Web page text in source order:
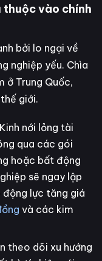
thuộc vào chính
bởi lo ngại về
nghiệp yếu. Chìa
ở Trung Quốc,
giới.
nới lỏng tài
qua các gói
hoặc bất động
sẽ ngay lập
lực tăng giá
và các kim
theo dõi xu hướng